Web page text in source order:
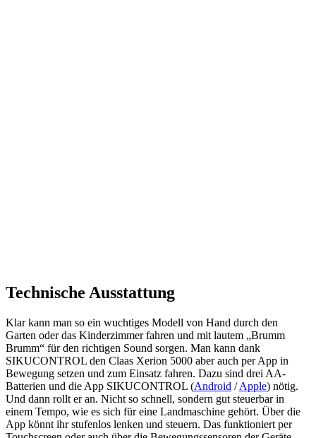
Technische Ausstattung
Klar kann man so ein wuchtiges Modell von Hand durch den
Garten oder das Kinderzimmer fahren und mit lautem „Brumm
Brumm“ für den richtigen Sound sorgen. Man kann dank
SIKUCONTROL den Claas Xerion 5000 aber auch per App in
Bewegung setzen und zum Einsatz fahren. Dazu sind drei AA-
Batterien und die App SIKUCONTROL (Android /Apple) nötig.
Und dann rollt er an. Nicht so schnell, sondern gut steuerbar in
einem Tempo, wie es sich für eine Landmaschine gehört. Über die
App könnt ihr stufenlos lenken und steuern. Das funktioniert per